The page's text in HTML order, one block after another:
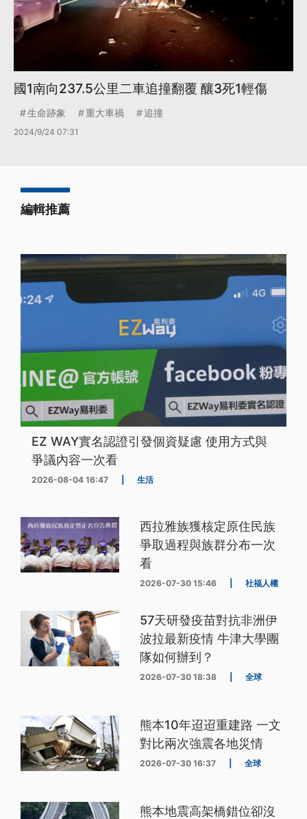
國1南向237.5公里二車追撞翻覆 釀3死1輕傷
生命跡象 重大車禍 追撞
2024/9/24 07:31
編輯推薦
EZ WAY實名認證引發個資疑慮 使用方式與
爭議內容一次看
2026-08-04 16:47 生活
西拉雅族獲核定原住民族
爭取過程與族群分布一次
看
2026-07-30 15:46 社福人權
57天研發疫苗對抗非洲伊
波拉最新疫情 牛津大學團
隊如何辦到？
2026-07-30 18:38 全球
熊本10年迢迢重建路 一文
對比兩次強震各地災情
2026-07-30 16:37 全球
熊本地震高架橋錯位卻沒